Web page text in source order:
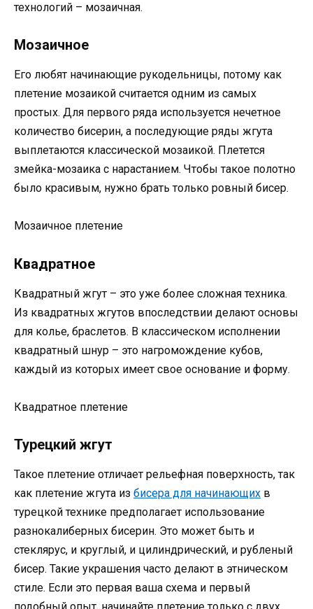
технологий – мозаичная.
Мозаичное
Его любят начинающие рукодельницы, потому как
плетение мозаикой считается одним из самых
простых. Для первого ряда используется нечетное
количество бисерин, а последующие ряды жгута
выплетаются классической мозаикой. Плетется
змейка-мозаика с нарастанием. Чтобы такое полотно
было красивым, нужно брать только ровный бисер.
Мозаичное плетение
Квадратное
Квадратный жгут – это уже более сложная техника.
Из квадратных жгутов впоследствии делают основы
для колье, браслетов. В классическом исполнении
квадратный шнур – это нагромождение кубов,
каждый из которых имеет свое основание и форму.
Квадратное плетение
Турецкий жгут
Такое плетение отличает рельефная поверхность, так
как плетение жгута из бисера для начинающих в
турецкой технике предполагает использование
разнокалиберных бисерин. Это может быть и
стеклярус, и круглый, и цилиндрический, и рубленый
бисер. Такие украшения часто делают в этническом
стиле. Если это первая ваша схема и первый